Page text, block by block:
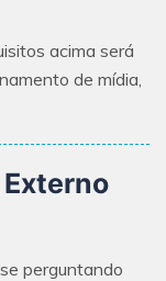
acima será
de mídia,
Externo
perguntando